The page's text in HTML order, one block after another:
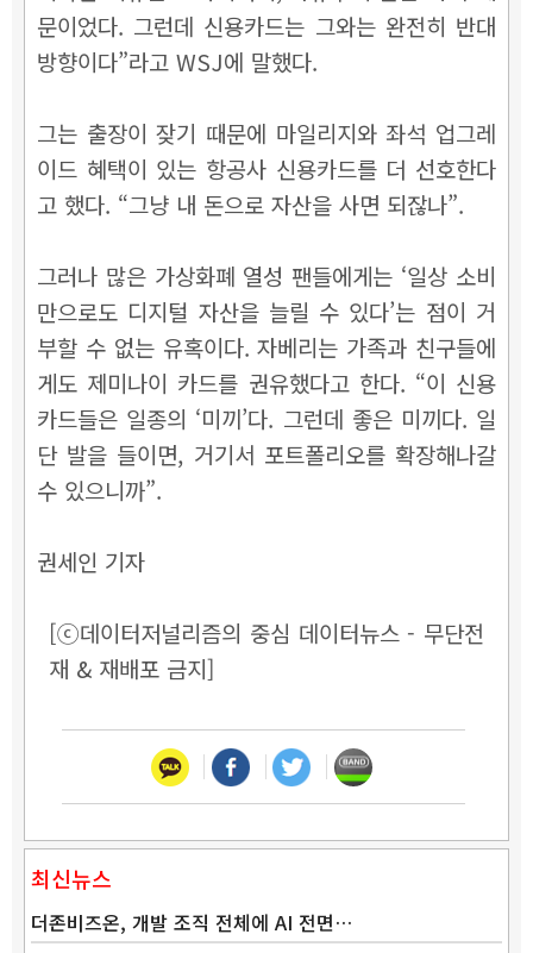
문이었다. 그런데 신용카드는 그와는 완전히 반대
방향이다”라고 WSJ에 말했다.
그는 출장이 잦기 때문에 마일리지와 좌석 업그레
이드 혜택이 있는 항공사 신용카드를 더 선호한다
고 했다. “그냥 내 돈으로 자산을 사면 되잖나”.
그러나 많은 가상화폐 열성 팬들에게는 ‘일상 소비
만으로도 디지털 자산을 늘릴 수 있다’는 점이 거
부할 수 없는 유혹이다. 자베리는 가족과 친구들에
게도 제미나이 카드를 권유했다고 한다. “이 신용
카드들은 일종의 ‘미끼’다. 그런데 좋은 미끼다. 일
단 발을 들이면, 거기서 포트폴리오를 확장해나갈
수 있으니까”.
권세인 기자
[ⓒ데이터저널리즘의 중심 데이터뉴스 - 무단전
재 & 재배포 금지]
최신뉴스
더존비즈온, 개발 조직 전체에 AI 전면…